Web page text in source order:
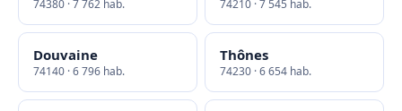
74380 · 7 762 hab. 74210 · 7 545 hab.
Douvaine
74140 · 6 796 hab.
Thônes
74230 · 6 654 hab.